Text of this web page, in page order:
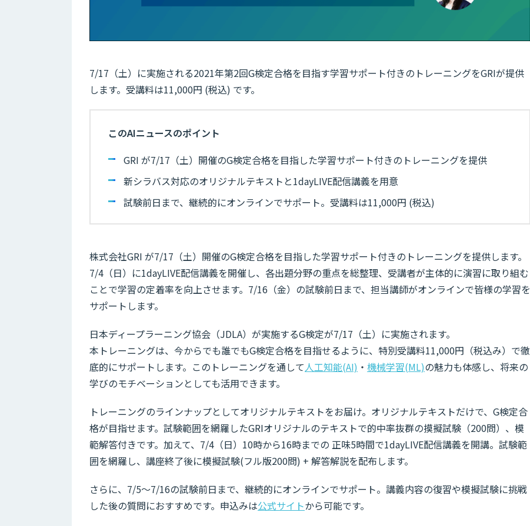
7/17（土）に実施される2021年第2回G検定合格を目指す学習サポート付きのトレーニングをGRIが提供
します。受講料は11,000円 (税込) です。
このAIニュースのポイント
GRI が7/17（土）開催のG検定合格を目指した学習サポート付きのトレーニングを提供
新シラバス対応のオリジナルテキストと1dayLIVE配信講義を用意
試験前日まで、継続的にオンラインでサポート。受講料は11,000円 (税込)
株式会社GRI が7/17（土）開催のG検定合格を目指した学習サポート付きのトレーニングを提供します。
7/4（日）に1dayLIVE配信講義を開催し、各出題分野の重点を総整理、受講者が主体的に演習に取り組む
ことで学習の定着率を向上させます。7/16（金）の試験前日まで、担当講師がオンラインで皆様の学習を
サポートします。
日本ディープラーニング協会（JDLA）が実施するG検定が7/17（土）に実施されます。
本トレーニングは、今からでも誰でもG検定合格を目指せるように、特別受講料11,000円（税込み）で徹
底的にサポートします。このトレーニングを通して人工知能(AI) ・ 機械学習(ML)の魅力も体感し、将来の
学びのモチベーションとしても活用できます。
トレーニングのラインナップとしてオリジナルテキスト​をお届け。オリジナルテキストだけで、G検定合
格が目指せます。試験範囲を網羅したGRIオリジナルのテキストで的中率抜群の摸擬試験（200問）、模
範解答付きです。加えて、7/4（日）10時から16時までの 正味5時間で1dayLIVE配信講義を開講。試験範
囲を網羅し、講座終了後に模擬試験(フル版200問) + 解答解説を配布します。
さらに、7/5～7/16の試験前日まで、継続的にオンラインでサポート。講義内容の復習や模擬試験に挑戦
した後の質問におすすめです。申込みは公式サイトから可能です。